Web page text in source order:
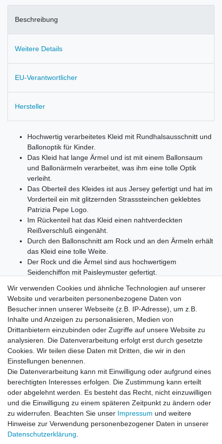
Beschreibung
Weitere Details
EU-Verantwortlicher
Hersteller
Hochwertig verarbeitetes Kleid mit Rundhalsausschnitt und
Ballonoptik für Kinder.
Das Kleid hat lange Ärmel und ist mit einem Ballonsaum
und Ballonärmeln verarbeitet, was ihm eine tolle Optik
verleiht.
Das Oberteil des Kleides ist aus Jersey gefertigt und hat im
Vorderteil ein mit glitzernden Strasssteinchen geklebtes
Patrizia Pepe Logo.
Im Rückenteil hat das Kleid einen nahtverdeckten
Reißverschluß eingenäht.
Durch den Ballonschnitt am Rock und an den Ärmeln erhält
das Kleid eine tolle Weite.
Der Rock und die Ärmel sind aus hochwertigem
Seidenchiffon mit Paisleymuster gefertigt.
ca. Maße:
E-1220468= Gesamtlänge:37cm, Brustweite:23.5cm,
Ärmellänge:20cm, Schulterbreite:10cm
Wir verwenden Cookies und ähnliche Technologien auf unserer
Website und verarbeiten personenbezogene Daten von
Besucher:innen unserer Webseite (z.B. IP-Adresse), um z.B.
Inhalte und Anzeigen zu personalisieren, Medien von
Drittanbietern einzubinden oder Zugriffe auf unsere Website zu
analysieren. Die Datenverarbeitung erfolgt erst durch gesetzte
Cookies. Wir teilen diese Daten mit Dritten, die wir in den
Einstellungen benennen.
Die Datenverarbeitung kann mit Einwilligung oder aufgrund eines
berechtigten Interesses erfolgen. Die Zustimmung kann erteilt
oder abgelehnt werden. Es besteht das Recht, nicht einzuwilligen
und die Einwilligung zu einem späteren Zeitpunkt zu ändern oder
zu widerrufen. Beachten Sie unser Impressum und weitere
Hinweise zur Verwendung personenbezogener Daten in unserer
Daten­schutz­erklärung